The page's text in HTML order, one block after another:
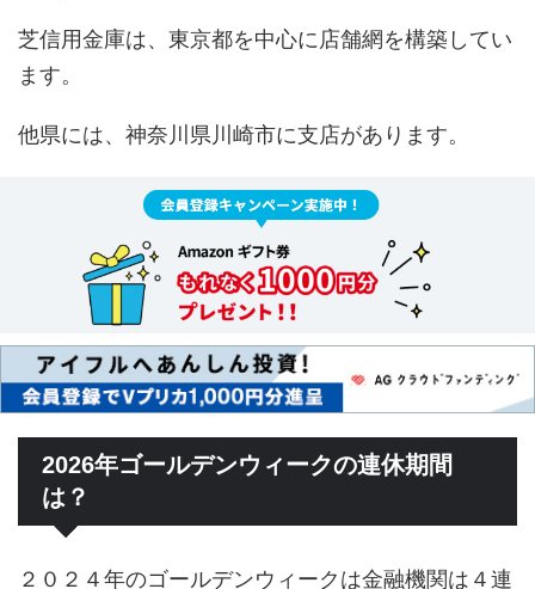
芝信用金庫は、東京都を中心に店舗網を構築してい
ます。
他県には、神奈川県川崎市に支店があります。
2026年ゴールデンウィークの連休期間
は？
２０２４年のゴールデンウィークは金融機関は４連